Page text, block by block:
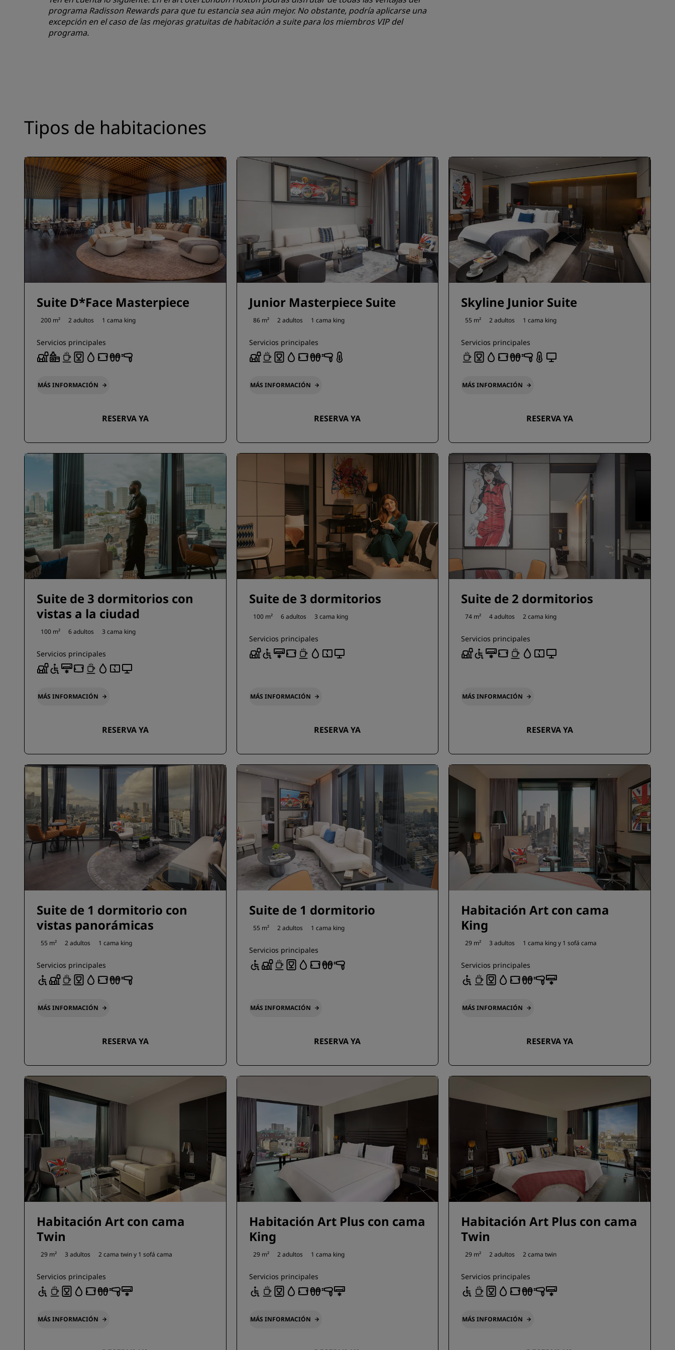
programa Radisson Rewards para que tu estancia sea aún mejor. No obstante, podría aplicarse una
excepción en el caso de las mejoras gratuitas de habitación a suite para los miembros VIP del
programa.
Tipos de habitaciones
Suite D*Face Masterpiece
200 m² 2 adultos 1 cama king
Servicios principales
MÁS INFORMACIÓN
RESERVA YA
Junior Masterpiece Suite
86 m² 2 adultos 1 cama king
Servicios principales
MÁS INFORMACIÓN
RESERVA YA
Skyline Junior Suite
55 m² 2 adultos 1 cama king
Servicios principales
MÁS INFORMACIÓN
RESERVA YA
Suite de 3 dormitorios con
vistas a la ciudad
100 m² 6 adultos 3 cama king
Servicios principales
MÁS INFORMACIÓN
RESERVA YA
Suite de 3 dormitorios
100 m² 6 adultos 3 cama king
Servicios principales
MÁS INFORMACIÓN
RESERVA YA
Suite de 2 dormitorios
74 m² 4 adultos 2 cama king
Servicios principales
MÁS INFORMACIÓN
RESERVA YA
Suite de 1 dormitorio con
vistas panorámicas
55 m² 2 adultos 1 cama king
Servicios principales
MÁS INFORMACIÓN
RESERVA YA
Suite de 1 dormitorio
55 m² 2 adultos 1 cama king
Servicios principales
MÁS INFORMACIÓN
RESERVA YA
Habitación Art con cama
King
29 m² 3 adultos 1 cama king y 1 sofá cama
Servicios principales
MÁS INFORMACIÓN
RESERVA YA
Habitación Art con cama
Twin
29 m² 3 adultos 2 cama twin y 1 sofá cama
Servicios principales
MÁS INFORMACIÓN
Habitación Art Plus con cama
King
29 m² 2 adultos 1 cama king
Servicios principales
MÁS INFORMACIÓN
Habitación Art Plus con cama
Twin
29 m² 2 adultos 2 cama twin
Servicios principales
MÁS INFORMACIÓN